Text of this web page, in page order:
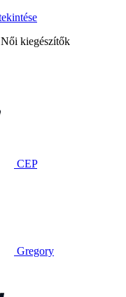
Női kiegészítők
CEP
Gregory